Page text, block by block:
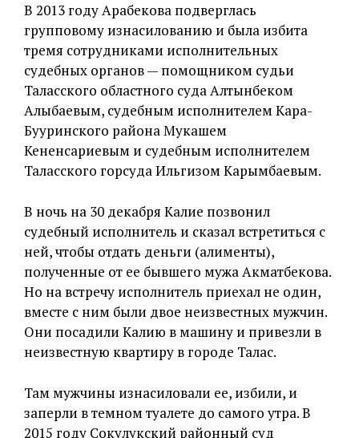
В 2013 году Арабекова подверглась
групповому изнасилованию и была избита
тремя сотрудниками исполнительных
судебных органов — помощником судьи
Таласского областного суда Алтынбеком
Алыбаевым, судебным исполнителем Кара-
Бууринского района Мукашем
Кененсариевым и судебным исполнителем
Таласского горсуда Ильгизом Карымбаевым.
В ночь на 30 декабря Калие позвонил
судебный исполнитель и сказал встретиться с
ней, чтобы отдать деньги (алименты),
полученные от ее бывшего мужа Акматбекова.
Но на встречу исполнитель приехал не один,
вместе с ним были двое неизвестных мужчин.
Они посадили Калию в машину и привезли в
неизвестную квартиру в городе Талас.
Там мужчины изнасиловали ее, избили, и
заперли в темном туалете до самого утра. В
2015 году Сокулукский районный суд